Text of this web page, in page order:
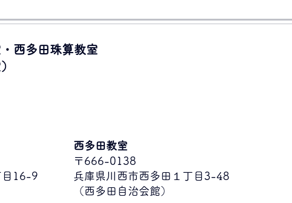
西多田珠算教室
目16-9
西多田教室
〒666-0138
兵庫県川西市西多田１丁目3-48
​（西多田自治会館）